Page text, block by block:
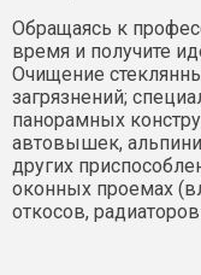
Обращаясь к
время и получите
Очищение
загрязнений;
панорамных
автовышек,
других
оконных проемах
откосов,